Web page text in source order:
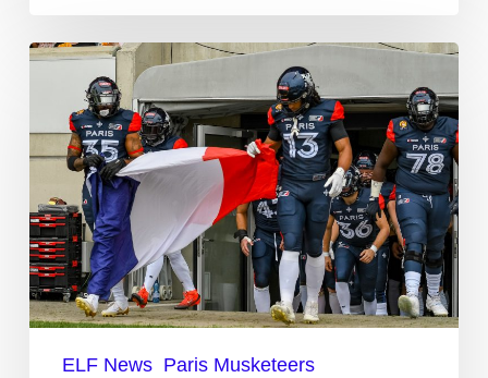
Das
Paris
Musketeers
in
Week
14:
„Win
ELF News Paris Musketeers